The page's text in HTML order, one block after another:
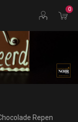
0
uiterlijk tot
Repen